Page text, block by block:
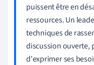
puissent être en
ressources. Un
techniques de
discussion ouverte,
d'exprimer ses